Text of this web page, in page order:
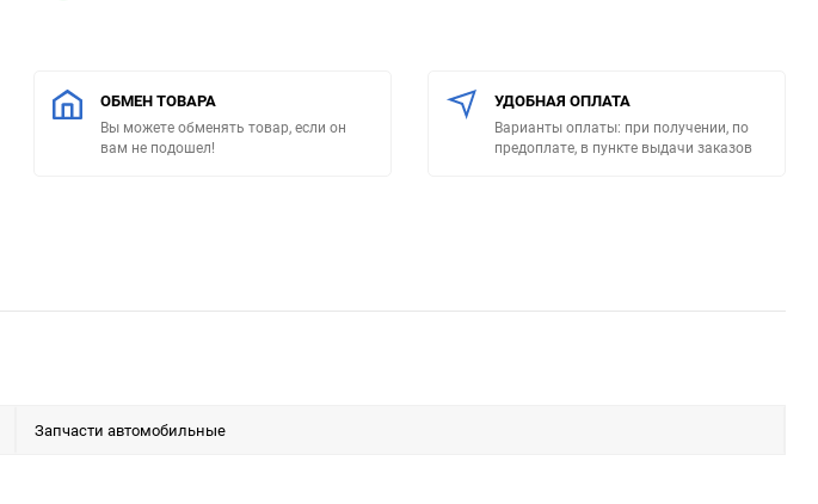
ОБМЕН ТОВАРА
Вы можете обменять товар, если он
вам не подошел!
УДОБНАЯ ОПЛАТА
Варианты оплаты: при получении, по
предоплате, в пункте выдачи заказов
Запчасти автомобильные